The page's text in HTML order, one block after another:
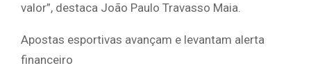
valor”, destaca João Paulo Travasso Maia.
Apostas esportivas avançam e levantam alerta
financeiro